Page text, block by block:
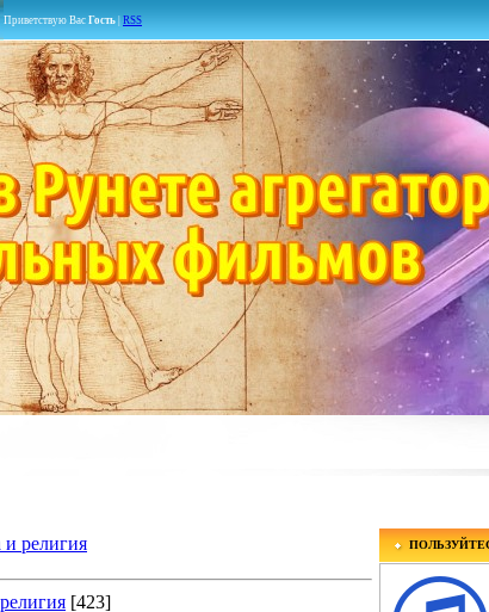
Приветствую Вас Гость RSS
и религия
[423]